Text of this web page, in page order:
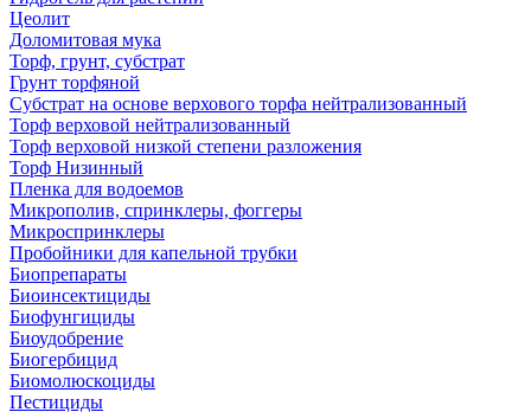
Цеолит
Доломитовая мука
Торф, грунт, субстрат
Грунт торфяной
Субстрат на основе верхового торфа нейтрализованный
Торф верховой нейтрализованный
Торф верховой низкой степени разложения
Торф Низинный
Пленка для водоемов
Микрополив, спринклеры, фоггеры
Микроспринклеры
Пробойники для капельной трубки
Биопрепараты
Биоинсектициды
Биофунгициды
Биоудобрение
Биогербицид
Биомолюскоциды
Пестициды